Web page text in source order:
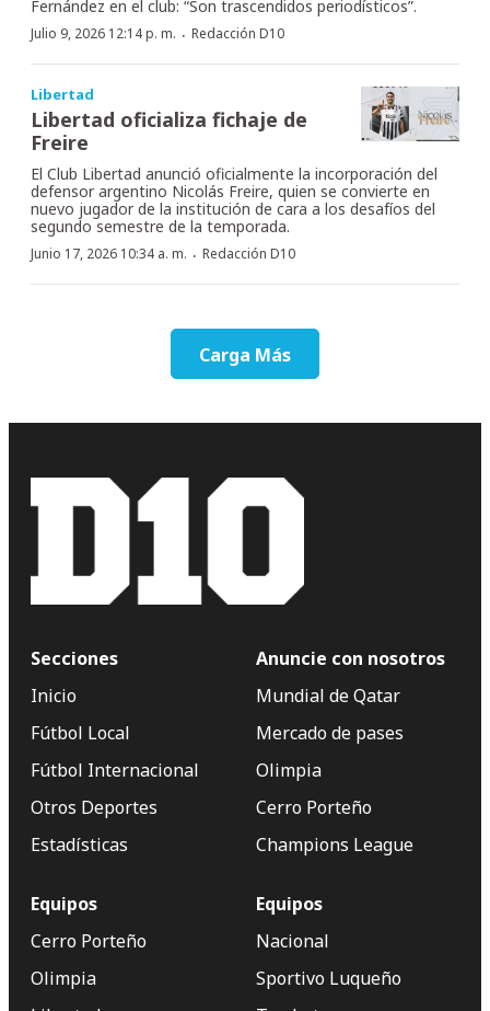
Fernández en el club: “Son trascendidos periodísticos”.
Julio 9, 2026 12:14 p. m. · Redacción D10
Libertad
Libertad oficializa fichaje de
Freire
El Club Libertad anunció oficialmente la incorporación del
defensor argentino Nicolás Freire, quien se convierte en
nuevo jugador de la institución de cara a los desafíos del
segundo semestre de la temporada.
Junio 17, 2026 10:34 a. m. · Redacción D10
Carga Más
Secciones
Inicio
Fútbol Local
Fútbol Internacional
Otros Deportes
Estadísticas
Anuncie con nosotros
Mundial de Qatar
Mercado de pases
Olimpia
Cerro Porteño
Champions League
Equipos
Cerro Porteño
Olimpia
Equipos
Nacional
Sportivo Luqueño